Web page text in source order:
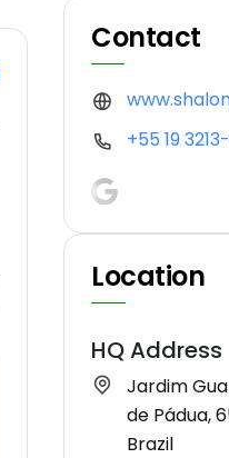
Contact
+55 19
Location
HQ Address
Jardim
de Pádua,
Brazil